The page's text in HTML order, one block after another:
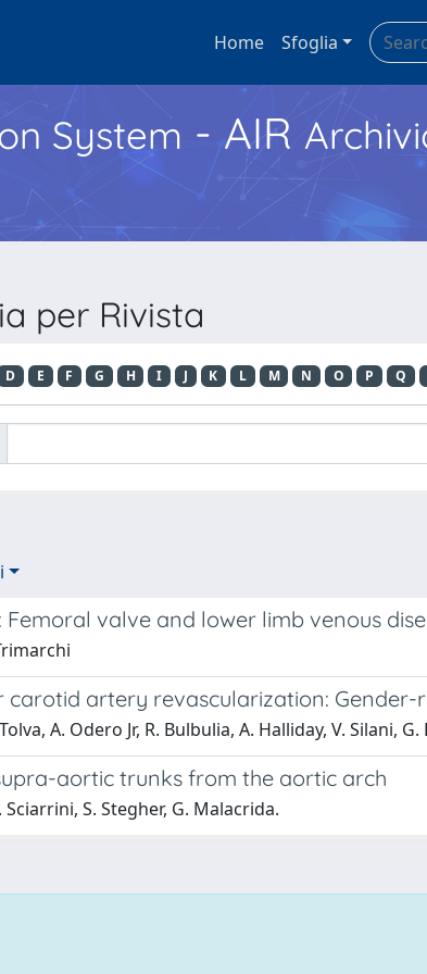
Home Sfoglia
System - AIR
per Rivista
D E F G H I J K L M N O P Q
valve and lower limb venous
artery revascularization: Gender-
A. Odero Jr, R. Bulbulia, A. Halliday, V. Silani,
aortic trunks from the aortic arch
S. Stegher, G. Malacrida.